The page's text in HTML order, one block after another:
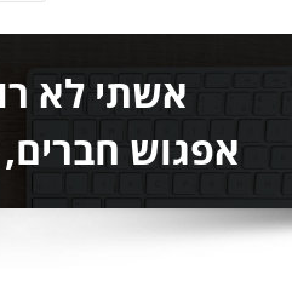
אשתי לא
אפגוש